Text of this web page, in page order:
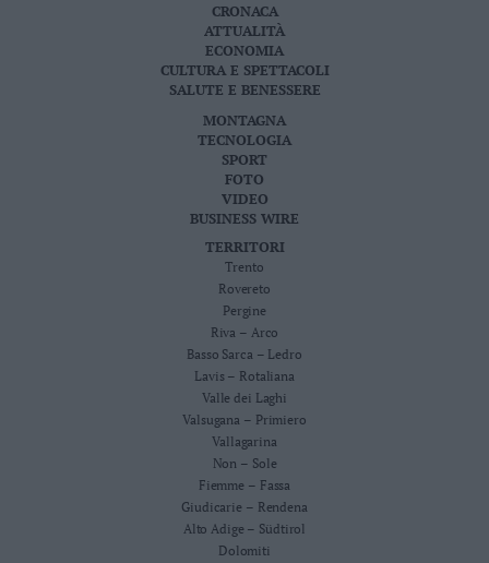
CRONACA
ATTUALITÀ
ECONOMIA
CULTURA E SPETTACOLI
SALUTE E BENESSERE
MONTAGNA
TECNOLOGIA
SPORT
FOTO
VIDEO
BUSINESS WIRE
TERRITORI
Trento
Rovereto
Pergine
Riva – Arco
Basso Sarca – Ledro
Lavis – Rotaliana
Valle dei Laghi
Valsugana – Primiero
Vallagarina
Non – Sole
Fiemme – Fassa
Giudicarie – Rendena
Alto Adige – Südtirol
Dolomiti